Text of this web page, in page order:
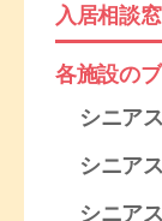
入居相談
各施設の
シニア
シニア
シニア